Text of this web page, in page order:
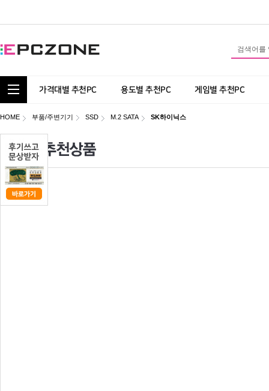
통합 카테고리 보기
가격대별 추천PC 용도별 추천PC 게임별 추천PC
HOME 부품/주변기기 SSD M.2 SATA SK하이닉스